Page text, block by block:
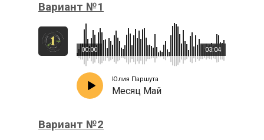
Вариант №1
03:04
00:00
Юлия Паршута
Месяц Май
Вариант №2